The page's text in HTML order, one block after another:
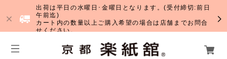
出荷は平日の水曜日･金曜日となります。(受付締切:前日
午前迄)
カート内の数量以上ご購入希望の場合は店舗までお問合
せください。